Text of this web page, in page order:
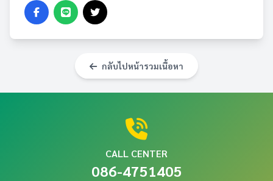
กลับไปหน้ารวมเนื้อหา
CALL CENTER
086-4751405